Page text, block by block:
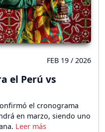
FEB 19 / 2026
el Perú vs
el cronograma
en marzo, siendo uno